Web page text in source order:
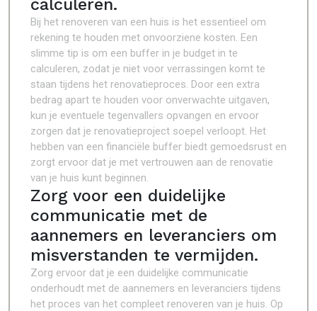
calculeren.
Bij het renoveren van een huis is het essentieel om
rekening te houden met onvoorziene kosten. Een
slimme tip is om een buffer in je budget in te
calculeren, zodat je niet voor verrassingen komt te
staan tijdens het renovatieproces. Door een extra
bedrag apart te houden voor onverwachte uitgaven,
kun je eventuele tegenvallers opvangen en ervoor
zorgen dat je renovatieproject soepel verloopt. Het
hebben van een financiële buffer biedt gemoedsrust en
zorgt ervoor dat je met vertrouwen aan de renovatie
van je huis kunt beginnen.
Zorg voor een duidelijke
communicatie met de
aannemers en leveranciers om
misverstanden te vermijden.
Zorg ervoor dat je een duidelijke communicatie
onderhoudt met de aannemers en leveranciers tijdens
het proces van het compleet renoveren van je huis. Op